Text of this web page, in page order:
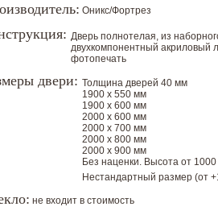
Оникс/Фортрез
Дверь полнотелая, из
двухкомпонентный акриловый
фотопечать
двери: Толщина дверей 40 мм
1900 х 550 мм
1900 х 600 мм
2000 х 600 мм
2000 х 700 мм
2000 х 800 мм
2000 х 900 мм
Без наценки. Высота от
Нестандартный размер (от
не входит в стоимость